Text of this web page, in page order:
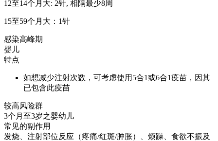
12至14个月大: 2针, 相隔最少8周
15至59个月大：1针
感染高峰期
婴儿
特点
如想减少注射次数，可考虑使用5合1或6合1疫苗，因其
已包含此疫苗
较高风险群
3个月至3岁之婴幼儿
常见的副作用
发烧、注射部位反应（疼痛/红斑/肿胀）、烦躁、食欲不振及